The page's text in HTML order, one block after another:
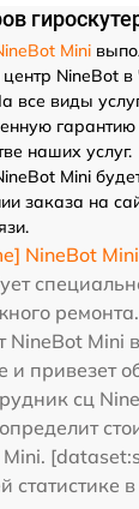
Mini
NineBot в
все виды
наших услуг.
Mini
заказа на
NineBot Mini
NineBot Mini
и привезет
сц
статистике